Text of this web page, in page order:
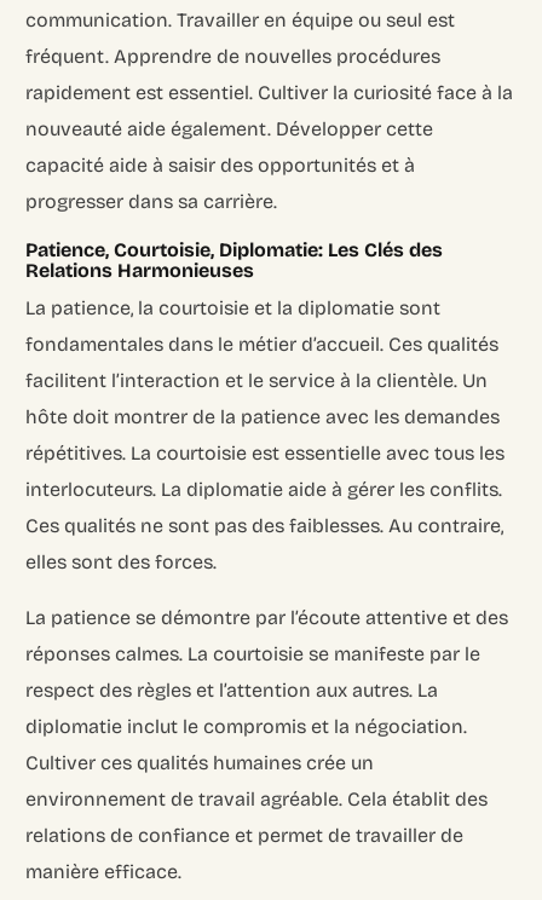
communication. Travailler en équipe ou seul est
fréquent. Apprendre de nouvelles procédures
rapidement est essentiel. Cultiver la curiosité face à la
nouveauté aide également. Développer cette
capacité aide à saisir des opportunités et à
progresser dans sa carrière.
Patience, Courtoisie, Diplomatie: Les Clés des
Relations Harmonieuses
La patience, la courtoisie et la diplomatie sont
fondamentales dans le métier d’accueil. Ces qualités
facilitent l’interaction et le service à la clientèle. Un
hôte doit montrer de la patience avec les demandes
répétitives. La courtoisie est essentielle avec tous les
interlocuteurs. La diplomatie aide à gérer les conflits.
Ces qualités ne sont pas des faiblesses. Au contraire,
elles sont des forces.
La patience se démontre par l’écoute attentive et des
réponses calmes. La courtoisie se manifeste par le
respect des règles et l’attention aux autres. La
diplomatie inclut le compromis et la négociation.
Cultiver ces qualités humaines crée un
environnement de travail agréable. Cela établit des
relations de confiance et permet de travailler de
manière efficace.